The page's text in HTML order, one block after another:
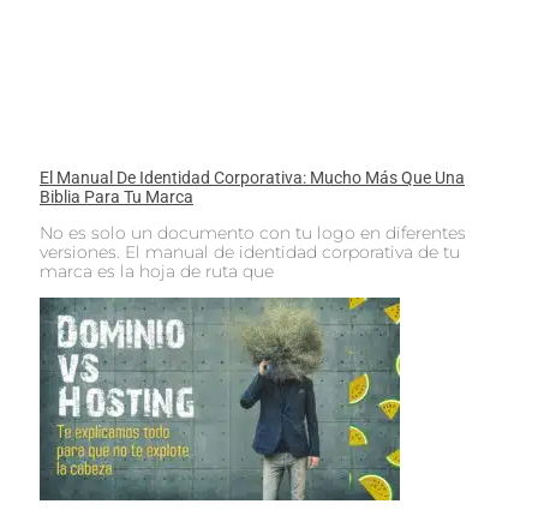
El Manual De Identidad Corporativa: Mucho Más Que Una
Biblia Para Tu Marca
No es solo un documento con tu logo en diferentes
versiones. El manual de identidad corporativa de tu
marca es la hoja de ruta que